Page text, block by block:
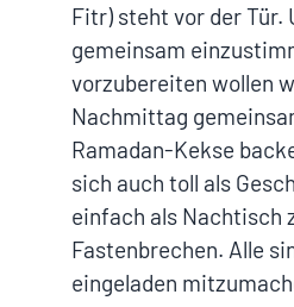
Fitr) steht vor der Tür.
gemeinsam
vorzubereiten wollen
Nachmittag
Ramadan-Kekse
sich auch toll als
einfach als Nachtisch
Fastenbrechen. Alle
eingeladen